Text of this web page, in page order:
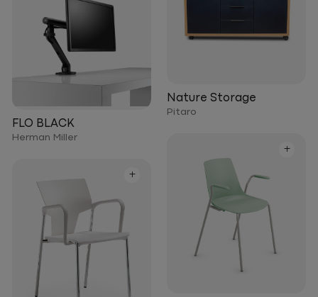
Nature Storage
Pitaro
FLO BLACK
Herman Miller
+
+